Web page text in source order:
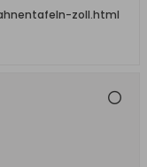
zoll.html